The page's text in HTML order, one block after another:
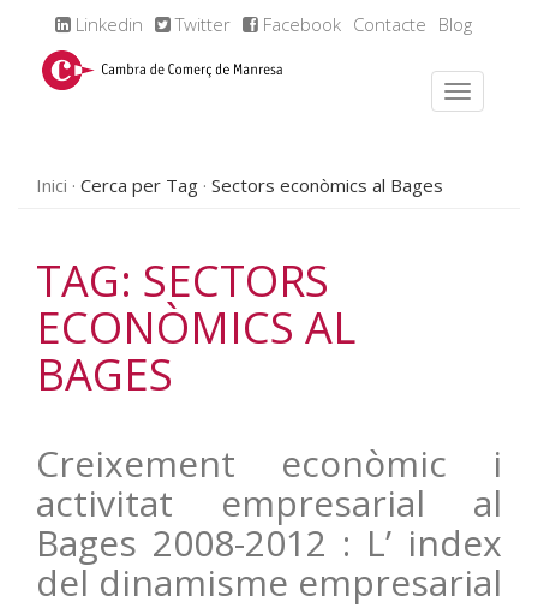
Linkedin Twitter Facebook Contacte Blog
Inici Cerca per Tag Sectors econòmics al Bages
TAG: SECTORS
ECONÒMICS AL
BAGES
Creixement econòmic i
activitat empresarial al
Bages 2008-2012 : L’ index
del dinamisme empresarial